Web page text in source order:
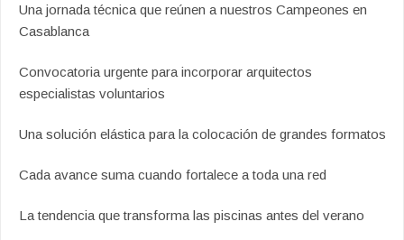
Una jornada técnica que reúnen a nuestros Campeones en
Casablanca
Convocatoria urgente para incorporar arquitectos
especialistas voluntarios
Una solución elástica para la colocación de grandes formatos
Cada avance suma cuando fortalece a toda una red
La tendencia que transforma las piscinas antes del verano